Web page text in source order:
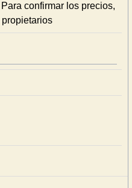
confirmar los precios,